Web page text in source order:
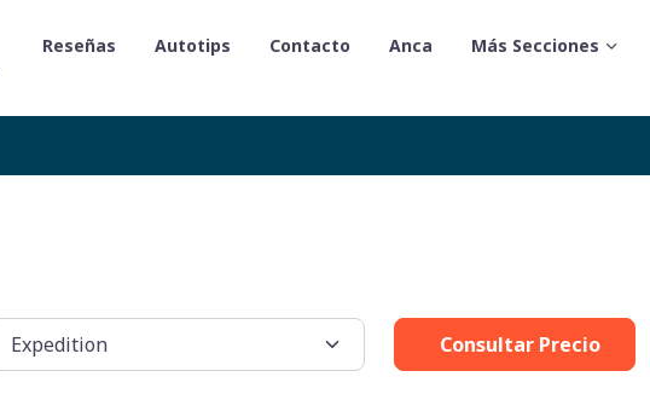
Reseñas Autotips Contacto Anca Más Secciones
Consultar Precio